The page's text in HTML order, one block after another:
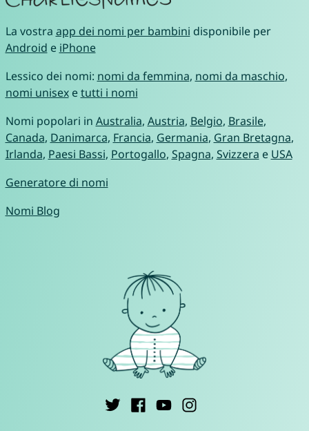
La vostra app dei nomi per bambini disponibile per
Android e iPhone
Lessico dei nomi: nomi da femmina, nomi da maschio,
nomi unisexetutti i nomi
Nomi popolari in Australia, Austria, Belgio, Brasile,
Canada, Danimarca, Francia, Germania, Gran Bretagna,
Irlanda, Paesi Bassi, Portogallo, Spagna, Svizzera e USA
Generatore di nomi
Nomi Blog